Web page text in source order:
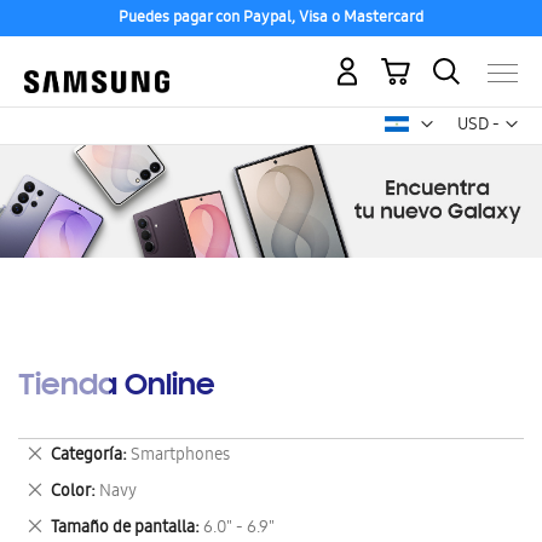
Puedes pagar con Paypal, Visa o Mastercard
USD -
dólar
Mi carrito
Tienda Online
Categoría Smartphones
Eliminar
este
artículo
Color Navy
Eliminar
este
Tamaño de pantalla 6.0" - 6.9"
Eliminar